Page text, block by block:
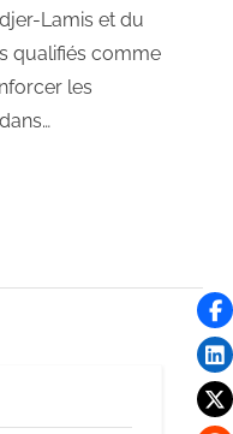
Lamis et du
qualifiés comme
les